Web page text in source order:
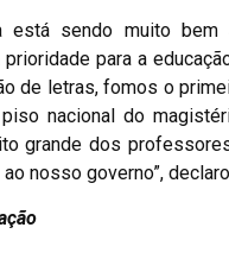
está sendo muito bem
para a
de letras, fomos o
nacional do
grande dos
nosso governo”,